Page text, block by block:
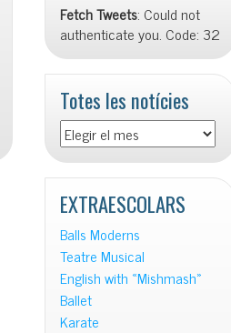
Fetch Tweets: Could not
authenticate you. Code: 32
Totes les notícies
Totes
les
notícies
EXTRAESCOLARS
Balls Moderns
Teatre Musical
English with «Mishmash»
Ballet
Karate